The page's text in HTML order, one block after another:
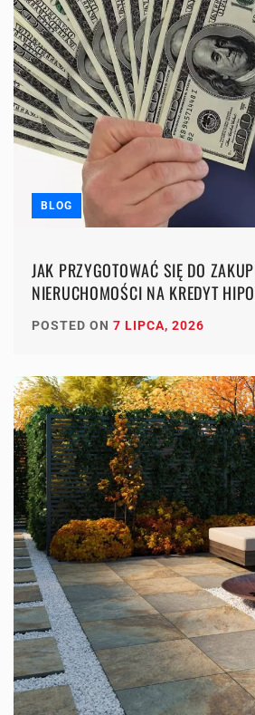
BLOG
JAK PRZYGOTOWAĆ SIĘ DO
NIERUCHOMOŚCI NA KREDYT
POSTED ON 7 LIPCA, 2026